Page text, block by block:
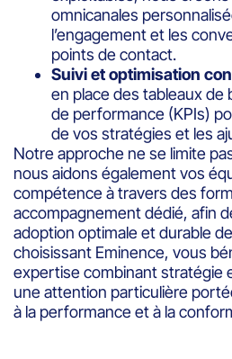
omnicanales
l’engagement et les
points de contact.
Suivi et optimisation
en place des tableaux de
de performance (KPIs)
de vos stratégies et les
Notre approche ne se limite
nous aidons également vos
compétence à travers des
accompagnement dédié, afin
adoption optimale et durable
choisissant Eminence, vous
expertise combinant stratégie
une attention particulière
à la performance et à la